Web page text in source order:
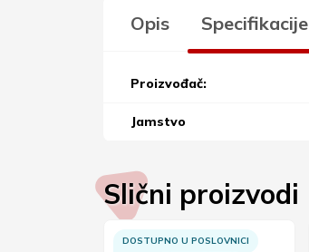
Opis Specifikacije
Proizvođač:
Jamstvo
Slični proizvodi
DOSTUPNO U POSLOVNICI